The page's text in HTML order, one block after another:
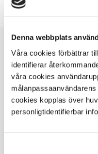
Denna webbplats
Våra cookies förbättrar
identifierar
våra cookies
cookies kopplas över
personligtidentifierbar
RIKSMÄSTERSKAP
Pos Nr Namn
1 81
Hilda